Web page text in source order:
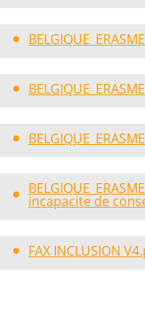
incapacite de
FAX INCLUSION